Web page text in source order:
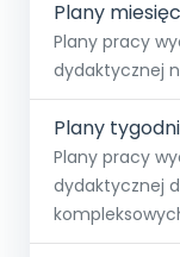
+48 12
O
Strona
O Akademii
Poznaj
Wszystkie
Skontaktuj
Plany
Plany pracy
dydaktycznej
Plany
Plany pracy
dydaktycznej